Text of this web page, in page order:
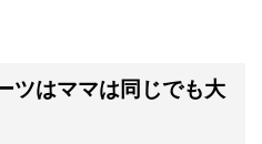
ツはママは同じでも大